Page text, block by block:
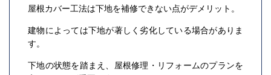
屋根カバー工法は下地を補修できない点がデメリット。
建物によっては下地が著しく劣化している場合がありま
す。
下地の状態を踏まえ、屋根修理・リフォームのプランを